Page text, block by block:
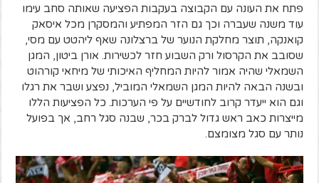
פתח את העונה עם הקבוצה בעקבות הפציעה שאותה סחב עימו
עוד משנה שעברה וכך גם הזר המפתיע והמסקרן מכל איסאק
קואנקה, תוצר מחלקת הנוער של ברצלונה שאף ליהטט עם מסי,
שסובב את הקרסול ורק השבוע חזר לכשירות. אורן ביטון, המגן
השמאלי שהיה אמור להיות המחליף האיכותי של מיחאי קורהוט
ובשנה הבאה להיות המגן השמאלי המוביל, נפצע ושבר את רגלו
וגם הוא ייעדר קרוב לחודשיים על פי הערכות. כל הפציעות הללו
מייצרות כאב ראש גדול לברק בכר, שבנה סגל רחב, אך בפועל
נותר עם סגל מצומצם.